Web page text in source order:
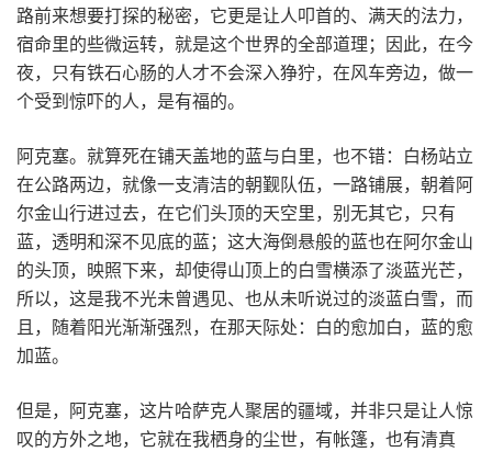
路前来想要打探的秘密，它更是让人叩首的、满天的法力，
宿命里的些微运转，就是这个世界的全部道理；因此，在今
夜，只有铁石心肠的人才不会深入狰狞，在风车旁边，做一
个受到惊吓的人，是有福的。
阿克塞。就算死在铺天盖地的蓝与白里，也不错：白杨站立
在公路两边，就像一支清洁的朝觐队伍，一路铺展，朝着阿
尔金山行进过去，在它们头顶的天空里，别无其它，只有
蓝，透明和深不见底的蓝；这大海倒悬般的蓝也在阿尔金山
的头顶，映照下来，却使得山顶上的白雪横添了淡蓝光芒，
所以，这是我不光未曾遇见、也从未听说过的淡蓝白雪，而
且，随着阳光渐渐强烈，在那天际处：白的愈加白，蓝的愈
加蓝。
但是，阿克塞，这片哈萨克人聚居的疆域，并非只是让人惊
叹的方外之地，它就在我栖身的尘世，有帐篷，也有清真